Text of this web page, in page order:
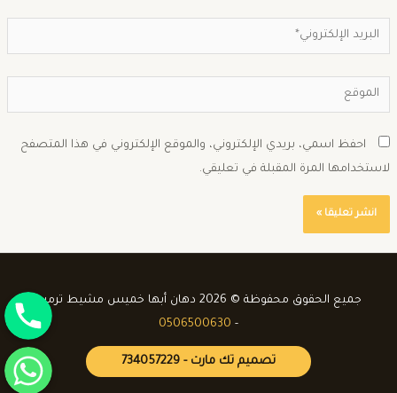
احفظ اسمي، بريدي الإلكتروني، والموقع الإلكتروني في هذا المتصفح
المرة المقبلة في تعليقي.
جميع الحقوق محفوظة © 2026 دهان أبها خميس مشيط ترميم
0506500630
تصميم تك مارت - 734057229
جوال
واتساب